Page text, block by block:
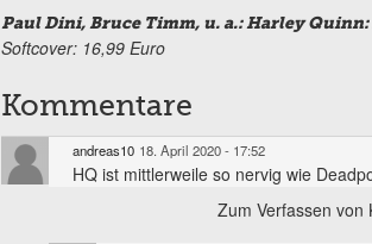
Paul Dini, Bruce Timm, u. a.: Harley Quinn:
Softcover: 16,99 Euro
Kommentare
andreas10 18. April 2020 - 17:52
HQ ist mittlerweile so nervig wie
Zum Verfassen von